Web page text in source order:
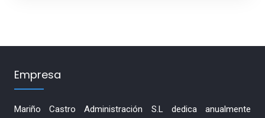
Empresa
Mariño Castro Administración S.L dedica anualmente